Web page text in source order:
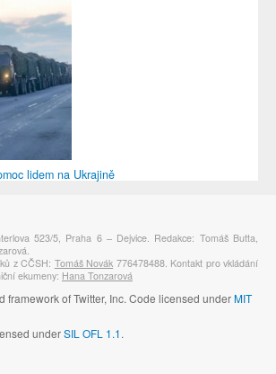
lidem na Ukrajině
523/5, Praha 6 – Dejvice. Redakce: Tomáš Butta,
z CČSH: Tomáš Novák 776478488. Kontakt pro vkládání
ekumeny: Hana Tonzarová
framework of Twitter, Inc. Code licensed underMIT
underSIL OFL 1.1.